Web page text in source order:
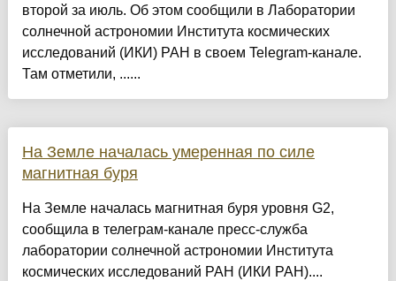
второй за июль. Об этом сообщили в Лаборатории
солнечной астрономии Института космических
исследований (ИКИ) РАН в своем Telegram-канале.
Там отметили, ......
На Земле началась умеренная по силе
магнитная буря
На Земле началась магнитная буря уровня G2,
сообщила в телеграм-канале пресс-служба
лаборатории солнечной астрономии Института
космических исследований РАН (ИКИ РАН)....